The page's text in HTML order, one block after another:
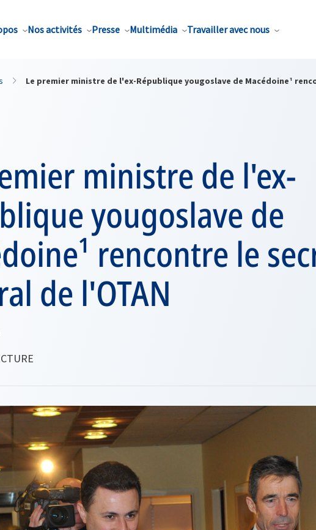
Nos activités Presse Multimédia Travailler avec nous
Le premier ministre de l'ex-République yougoslave de Macédoine¹
ministre de l'ex-
yougoslave de
rencontre le
de l'OTAN